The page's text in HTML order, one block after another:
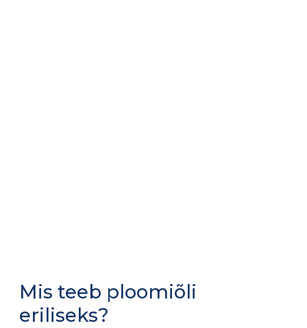
Mis teeb ploomiõli
eriliseks?